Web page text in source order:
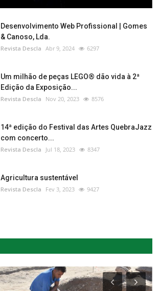
Desenvolvimento Web Profissional | Gomes
& Canoso, Lda.
Revista Descla Abr 9, 2024 6297
Um milhão de peças LEGO® dão vida à 2ª
Edição da Exposição...
Revista Descla Nov 20, 2023 8576
14ª edição do Festival das Artes QuebraJazz
com concerto...
Revista Descla Jul 18, 2023 8347
Agricultura sustentável
Revista Descla Fev 3, 2023 9427